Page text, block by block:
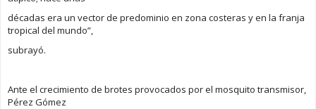
décadas era un vector de predominio en zona costeras y en la franja
tropical del mundo”,
subrayó.
Ante el crecimiento de brotes provocados por el mosquito transmisor,
Pérez Gómez